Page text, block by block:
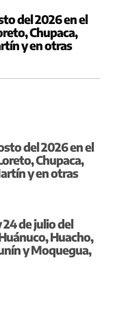
del 2026 en el
Chupaca,
y en otras
del 2026 en el
Chupaca,
y en otras
24 de julio del
Huacho,
y Moquegua,